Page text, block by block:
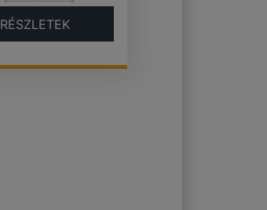
RÉSZLETEK